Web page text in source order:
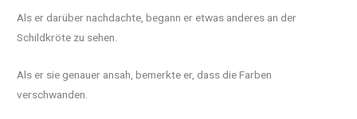
Als er darüber nachdachte, begann er etwas anderes an der
Schildkröte zu sehen.
Als er sie genauer ansah, bemerkte er, dass die Farben
verschwanden.